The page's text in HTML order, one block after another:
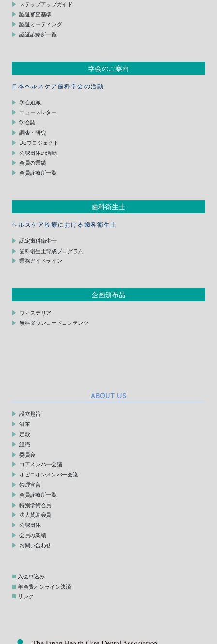
ステップアップガイド
認証審査基準
認証ミーティング
認証診療所一覧
学会のご案内
日本ヘルスケア歯科学会の活動
学会組織
ニュースレター
学会誌
調査・研究
Doプロジェクト
公認団体の活動
会員の業績
会員診療所一覧
歯科衛生士
ヘルスケア診療における歯科衛生士
認定歯科衛生士
歯科衛生士育成プログラム
業務ガイドライン
企画頒布品
ウィステリア
無料ダウンロードコンテンツ
ABOUT US
設立趣旨
沿革
定款
組織
委員会
コアメンバー会議
オピニオンメンバー会議
禁煙宣言
会員診療所一覧
特別学術会員
法人賛助会員
公認団体
会員の業績
お問い合わせ
入会申込み
年会費オンライン決済
リンク